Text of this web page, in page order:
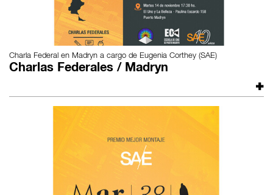
Charla Federal en Madryn a cargo de Eugenia Corthey (SAE)
Charlas Federales / Madryn